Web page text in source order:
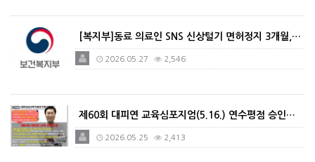
[복지부]동료 의료인 SNS 신상털기 면허정지 3개월,…
2026.05.27 2,546
제60회 대피연 교육심포지엄(5.16.) 연수평점 승인…
2026.05.25 2,413